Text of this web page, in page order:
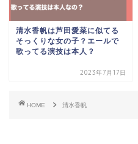
清水香帆は芦田愛菜に似てる
そっくりな女の子？エールで
歌ってる演技は本人？
2023年7月17日
HOME 清水香帆